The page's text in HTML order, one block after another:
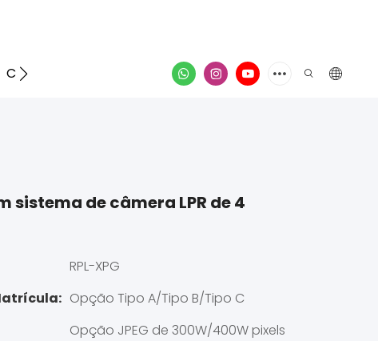
Contato
de câmera LPR de 4
RPL-XPG
Opção Tipo A/Tipo B/Tipo C
Opção JPEG de 300W/400W pixels